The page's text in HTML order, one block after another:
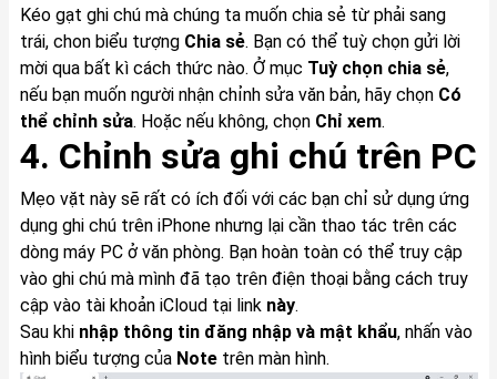
Kéo gạt ghi chú mà chúng ta muốn chia sẻ từ phải sang
trái, chon biểu tượng Chia sẻ. Bạn có thể tuỳ chọn gửi lời
mời qua bất kì cách thức nào. Ở mục Tuỳ chọn chia sẻ,
nếu bạn muốn người nhận chỉnh sửa văn bản, hãy chọn Có
thể chỉnh sửa. Hoặc nếu không, chọnChỉ xem.
4. Chỉnh sửa ghi chú trên PC
Mẹo vặt này sẽ rất có ích đối với các bạn chỉ sử dụng ứng
dụng ghi chú trên iPhone nhưng lại cần thao tác trên các
dòng máy PC ở văn phòng. Bạn hoàn toàn có thể truy cập
vào ghi chú mà mình đã tạo trên điện thoại bằng cách truy
cập vào tài khoản iCloud tại link này.
Sau khi nhập thông tin đăng nhập và mật khẩu, nhấn vào
hình biểu tượng của Notetrên màn hình.